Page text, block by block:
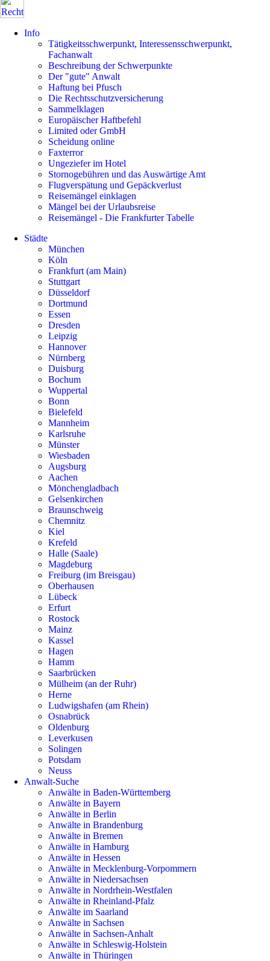
Info
Tätigkeitsschwerpunkt, Interessensschwerpunkt,
Fachanwalt
Beschreibung der Schwerpunkte
Der "gute" Anwalt
Haftung bei Pfusch
Die Rechtsschutzversicherung
Sammelklagen
Europäischer Haftbefehl
Limited oder GmbH
Scheidung online
Faxterror
Ungeziefer im Hotel
Stornogebühren und das Auswärtige Amt
Flugverspätung und Gepäckverlust
Reisemängel einklagen
Mängel bei der Urlaubsreise
Reisemängel - Die Frankfurter Tabelle
Städte
München
Köln
Frankfurt (am Main)
Stuttgart
Düsseldorf
Dortmund
Essen
Dresden
Leipzig
Hannover
Nürnberg
Duisburg
Bochum
Wuppertal
Bonn
Bielefeld
Mannheim
Karlsruhe
Münster
Wiesbaden
Augsburg
Aachen
Mönchengladbach
Gelsenkirchen
Braunschweig
Chemnitz
Kiel
Krefeld
Halle (Saale)
Magdeburg
Freiburg (im Breisgau)
Oberhausen
Lübeck
Erfurt
Rostock
Mainz
Kassel
Hagen
Hamm
Saarbrücken
Mülheim (an der Ruhr)
Herne
Ludwigshafen (am Rhein)
Osnabrück
Oldenburg
Leverkusen
Solingen
Potsdam
Neuss
Anwalt-Suche
Anwälte in Baden-Württemberg
Anwälte in Bayern
Anwälte in Berlin
Anwälte in Brandenburg
Anwälte in Bremen
Anwälte in Hamburg
Anwälte in Hessen
Anwälte in Mecklenburg-Vorpommern
Anwälte in Niedersachsen
Anwälte in Nordrhein-Westfalen
Anwälte in Rheinland-Pfalz
Anwälte im Saarland
Anwälte in Sachsen
Anwälte in Sachsen-Anhalt
Anwälte in Schleswig-Holstein
Anwälte in Thüringen